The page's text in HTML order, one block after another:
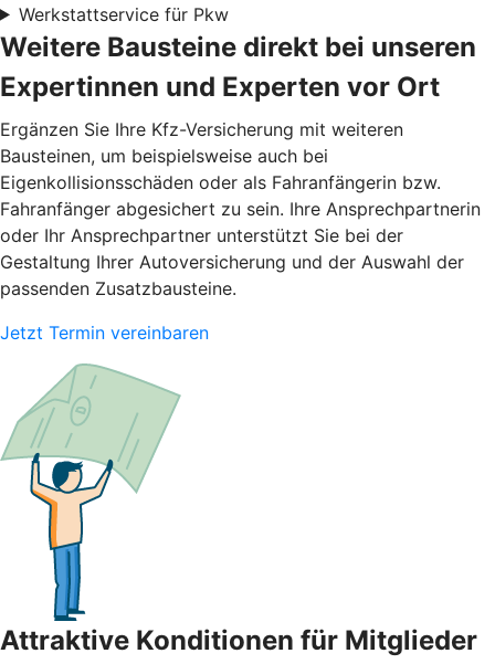
Werkstattservice für Pkw
Weitere Bausteine direkt bei unseren
Expertinnen und Experten vor Ort
Ergänzen Sie Ihre Kfz-Versicherung mit weiteren
Bausteinen, um beispielsweise auch bei
Eigenkollisionsschäden oder als Fahranfängerin bzw.
Fahranfänger abgesichert zu sein. Ihre Ansprechpartnerin
oder Ihr Ansprechpartner unterstützt Sie bei der
Gestaltung Ihrer Autoversicherung und der Auswahl der
passenden Zusatzbausteine.
Jetzt Termin vereinbaren
Attraktive Konditionen für Mitglieder